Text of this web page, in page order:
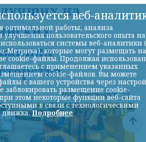
на
НИА-Красноярск
веб-
оптимальной работы, анализа
улучшения пользовательского опыта на
системы веб-аналитики
которые могут размещать на
cookie-файлы. Продолжая
с применением указанных
cookie-файлов. Вы можете
с вашего устройства через
заблокировать размещение cookie-
этом некоторые функции веб-сайта
в связи с технологическими
движка.Подробнее